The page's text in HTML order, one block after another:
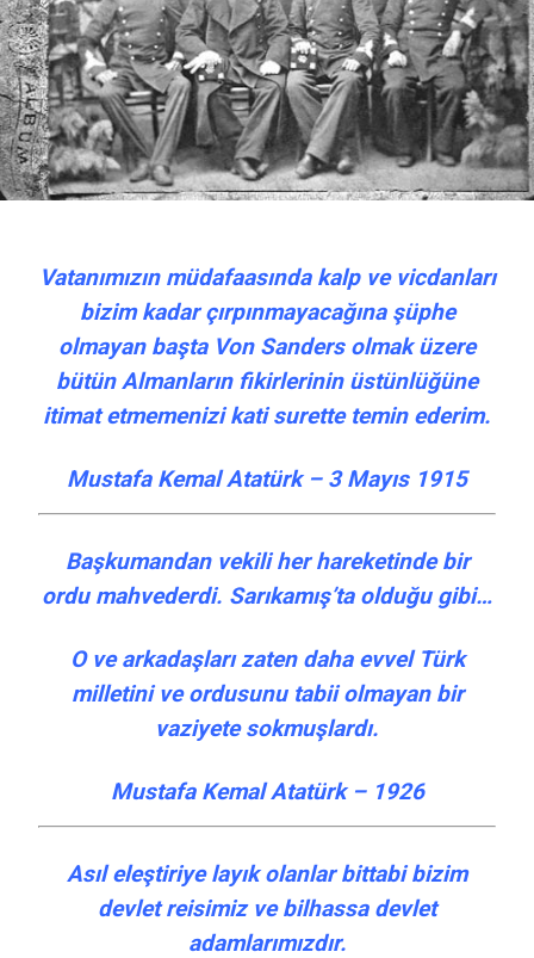
Vatanımızın müdafaasında kalp ve vicdanları
bizim kadar çırpınmayacağına şüphe
olmayan başta Von Sanders olmak üzere
bütün Almanların fikirlerinin üstünlüğüne
itimat etmemenizi kati surette temin ederim.
Mustafa Kemal Atatürk – 3 Mayıs 1915
Başkumandan vekili her hareketinde bir
ordu mahvederdi. Sarıkamış’ta olduğu gibi…
O ve arkadaşları zaten daha evvel Türk
milletini ve ordusunu tabii olmayan bir
vaziyete sokmuşlardı.
Mustafa Kemal Atatürk – 1926
Asıl eleştiriye layık olanlar bittabi bizim
devlet reisimiz ve bilhassa devlet
adamlarımızdır.